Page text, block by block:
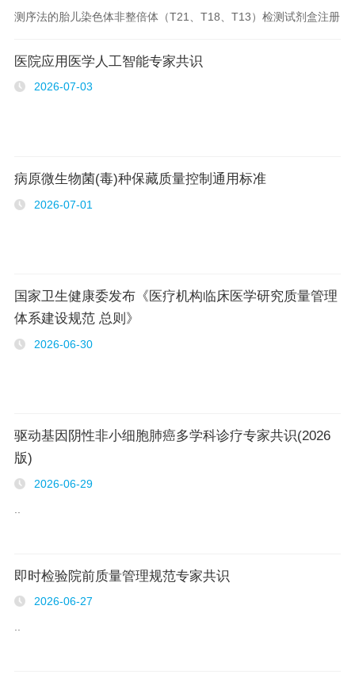
测序法的胎儿染色体非整倍体（T21、T18、T13）检测试剂盒注册
医院应用医学人工智能专家共识
2026-07-03
病原微生物菌(毒)种保藏质量控制通用标准
2026-07-01
国家卫生健康委发布《医疗机构临床医学研究质量管理
体系建设规范 总则》
2026-06-30
驱动基因阴性非小细胞肺癌多学科诊疗专家共识(2026
版)
2026-06-29
即时检验院前质量管理规范专家共识
2026-06-27